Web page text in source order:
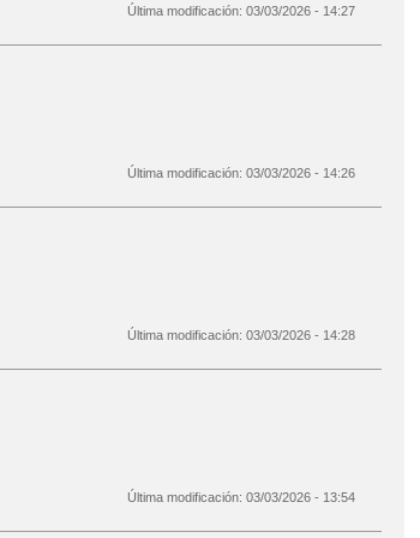
Última modificación:03/03/2026 - 14:27
Última modificación:03/03/2026 - 14:26
Última modificación:03/03/2026 - 14:28
Última modificación:03/03/2026 - 13:54